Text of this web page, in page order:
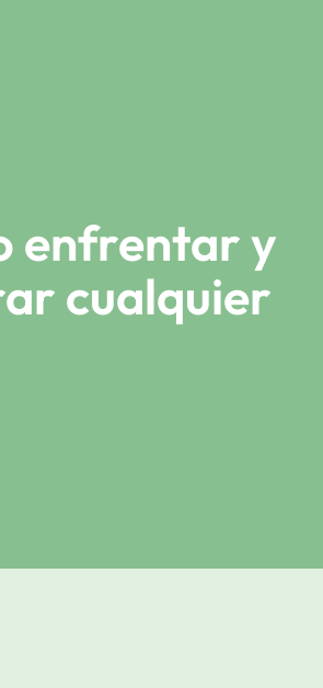
enfrentar y
cualquier